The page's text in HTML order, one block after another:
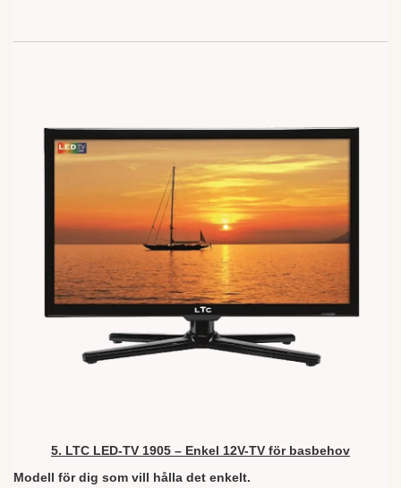
5. LTC LED-TV 1905 – Enkel 12V-TV för basbehov
Modell för dig som vill hålla det enkelt.